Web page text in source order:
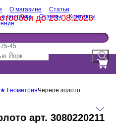
до 23.08.2026
О магазине
Статьи
доставка
Отзывы
Контакты
45
★ ГеометрияЧерное золото
арт. 3080220211